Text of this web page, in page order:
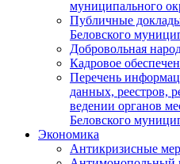
муниципального
Публичные
Беловского
Добровольная
Кадровое
Перечень
данных, реестров,
ведении органов
Беловского
Экономика
Антикризисные